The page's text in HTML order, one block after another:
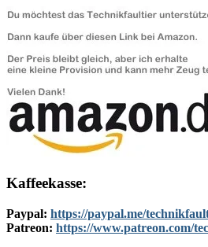
Kaffeekasse:
Paypal: https://paypal.me/
Patreon: https://www.patreon.com/